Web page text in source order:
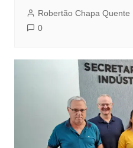
Robertão Chapa Quente
0